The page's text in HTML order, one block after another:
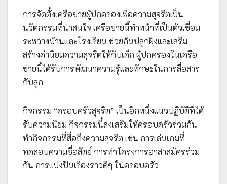
การจัดตั้งเครือข่ายผู้ปกครองเพื่อความสุจริตเป็น
นวัตกรรมที่น่าสนใจ เครือข่ายนี้ทำหน้าที่เป็นตัวเชื่อม
ระหว่างบ้านและโรงเรียน ช่วยกันปลูกฝังและเสริม
สร้างค่านิยมความสุจริตให้กับเด็ก ผู้ปกครองในเครือ
ข่ายนี้ได้รับการพัฒนาความรู้และทักษะในการสื่อสาร
กับลูก
กิจกรรม “ครอบครัวสุจริต” เป็นอีกหนึ่งแนวปฏิบัติที่ได้
รับความนิยม กิจกรรมนี้ส่งเสริมให้ครอบครัวร่วมกัน
ทำกิจกรรมที่สื่อถึงความสุจริต เช่น การเล่นเกมที่
ทดสอบความซื่อสัตย์ การทำโครงการอาสาสมัครร่วม
กัน การแบ่งปันเรื่องราวดีๆ ในครอบครัว